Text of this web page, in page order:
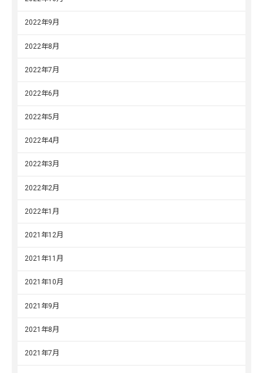
2022年9月
2022年8月
2022年7月
2022年6月
2022年5月
2022年4月
2022年3月
2022年2月
2022年1月
2021年12月
2021年11月
2021年10月
2021年9月
2021年8月
2021年7月